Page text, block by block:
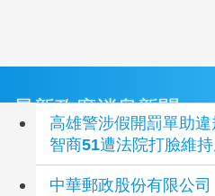
最新政府消息新聞
高雄警涉假開罰單助
智商51遭法院打臉維持
中華郵政股份有限公